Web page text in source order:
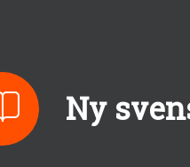
Ny